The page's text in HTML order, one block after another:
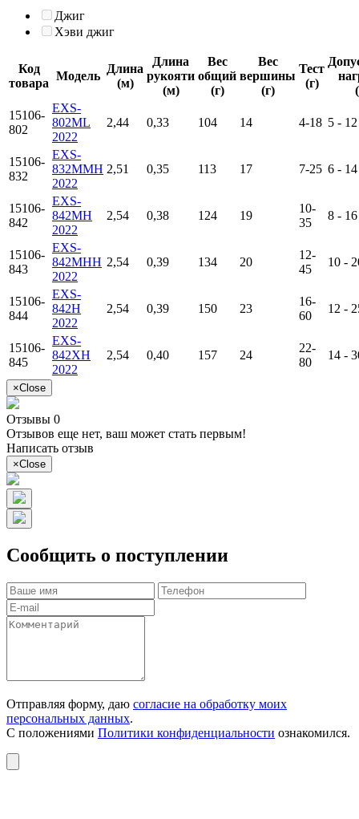
Код
товара
Модель
Длина
(м)
Длина
рукояти
(м)
Вес
общий
(г)
Вес
вершины
(г)
Тест
(г)
15106-
802
EXS-
802ML
2022
2,44 0,33 104 14 4-18 5 -
15106-
832
EXS-
832MMH
2022
2,51 0,35 113 17 7-25 6 -
15106-
842
EXS-
842MH
2022
2,54 0,38 124 19
10-
35
8 -
15106-
843
EXS-
842MHH
2022
2,54 0,39 134 20
12-
45
10 -
15106-
844
EXS-
842H
2022
2,54 0,39 150 23
16-
60
12 -
15106-
845
EXS-
842XH
2022
2,54 0,40 157 24
22-
80
14 -
×Close
Джиг
Хэви джиг
Отзывы 0
Отзывов еще нет, ваш может стать первым!
Написать отзыв
×Close
Сообщить о поступлении
Отправляя форму, даю согласие на обработку моих
персональных данных.
С положениями Политики конфиденциальности ознакомился.